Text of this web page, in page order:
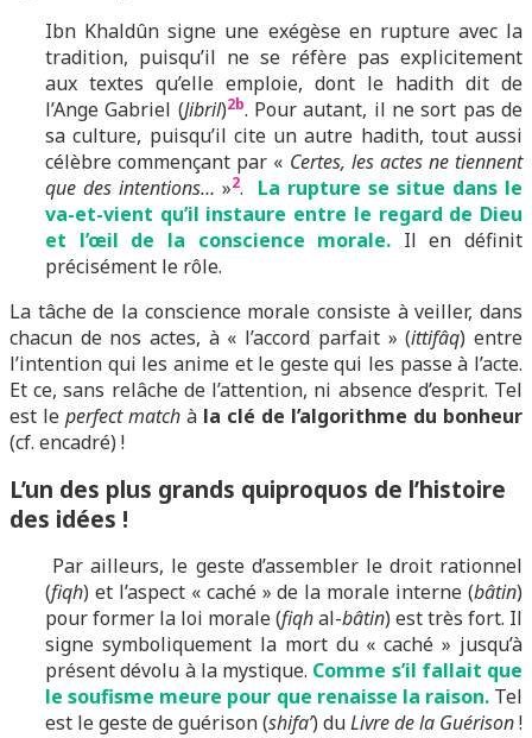
Ibn Khaldûn signe une exégèse en rupture avec la
tradition, puisqu’il ne se réfère pas explicitement
aux textes qu’elle emploie, dont le hadith dit de
l’Ange Gabriel (Jibril)2b. Pour autant, il ne sort pas de
sa culture, puisqu’il cite un autre hadith, tout aussi
célèbre commençant par « Certes, les actes ne tiennent
que des intentions… »2. La rupture se situe dans le
va-et-vient qu’il instaure entre le regard de Dieu
et l’œil de la conscience morale. Il en définit
précisément le rôle.
La tâche de la conscience morale consiste à veiller, dans
chacun de nos actes, à « l’accord parfait » (ittifâq) entre
l’intention qui les anime et le geste qui les passe à l’acte.
Et ce, sans relâche de l’attention, ni absence d’esprit. Tel
est le perfect match à la clé de l’algorithme du bonheur
(cf. encadré) !
L’un des plus grands quiproquos de l’histoire
des idées !
Par ailleurs, le geste d’assembler le droit rationnel
(fiqh) et l’aspect « caché » de la morale interne (bâtin)
pour former la loi morale (fiqhal-bâtin) est très fort. Il
signe symboliquement la mort du « caché » jusqu’à
présent dévolu à la mystique. Comme s’il fallait que
le soufisme meure pour que renaisse la raison.Tel
est le geste de guérison (shifa’) duLivre de la Guérison!